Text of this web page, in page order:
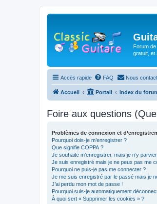
Forum
gratuit, et
Accès rapide FAQ Nous
Accueil Portail Index du
Foire aux questions
Problèmes de connexion et
Pourquoi dois-je m’enregistrer ?
Que signifie COPPA ?
Je souhaite m’enregistrer, mais je n’y
Je suis enregistré mais je ne peux pas me
Pourquoi ne puis-je pas me connecter ?
Je me suis enregistré par le passé mais je
J’ai perdu mon mot de passe !
Pourquoi suis-je automatiquement
À quoi sert « Supprimer les cookies » ?